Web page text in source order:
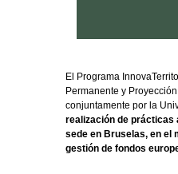
El Programa
Permanente y
conjuntamente por la
realización de prácticas
sede en Bruselas, en el
gestión de fondos